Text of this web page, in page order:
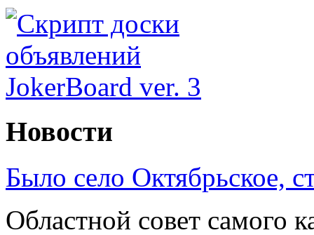
Новости
Было село Октябрьское,
Областной совет самого